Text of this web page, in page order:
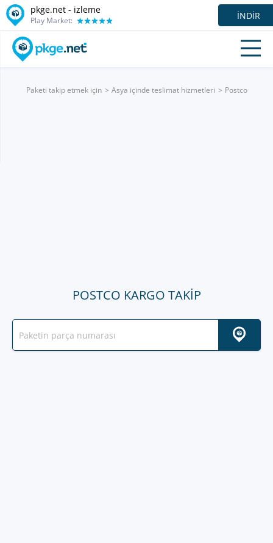
pkge.net - izleme
Play Market: İNDIR
Paketi takip etmek için Asya içinde teslimat hizmetleri Postco
POSTCO KARGO TAKIP